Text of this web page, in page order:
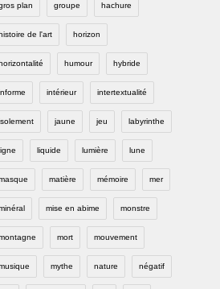
plan groupe hachure
de l'art horizon
humour hybride
intérieur intertextualité
jaune jeu labyrinthe
liquide lumière lune
matière mémoire mer
mise en abime monstre
mort mouvement
mythe nature négatif